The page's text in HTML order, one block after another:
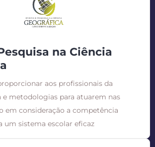
na Ciência
aos profissionais da
e metodologias para atuarem nas
em consideração a competência
um sistema escolar eficaz